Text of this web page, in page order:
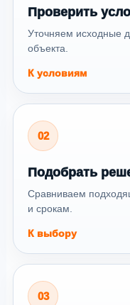
Проверить
Уточняем исходные
объекта.
К условиям
02
Подобрать
Сравниваем
и срокам.
К выбору
03